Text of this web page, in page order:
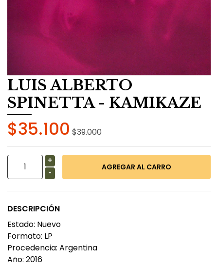
LUIS ALBERTO
SPINETTA - KAMIKAZE
$35.100 $39.000
+
-
DESCRIPCIÓN
Estado: Nuevo
Formato: LP
Procedencia: Argentina
Año: 2016